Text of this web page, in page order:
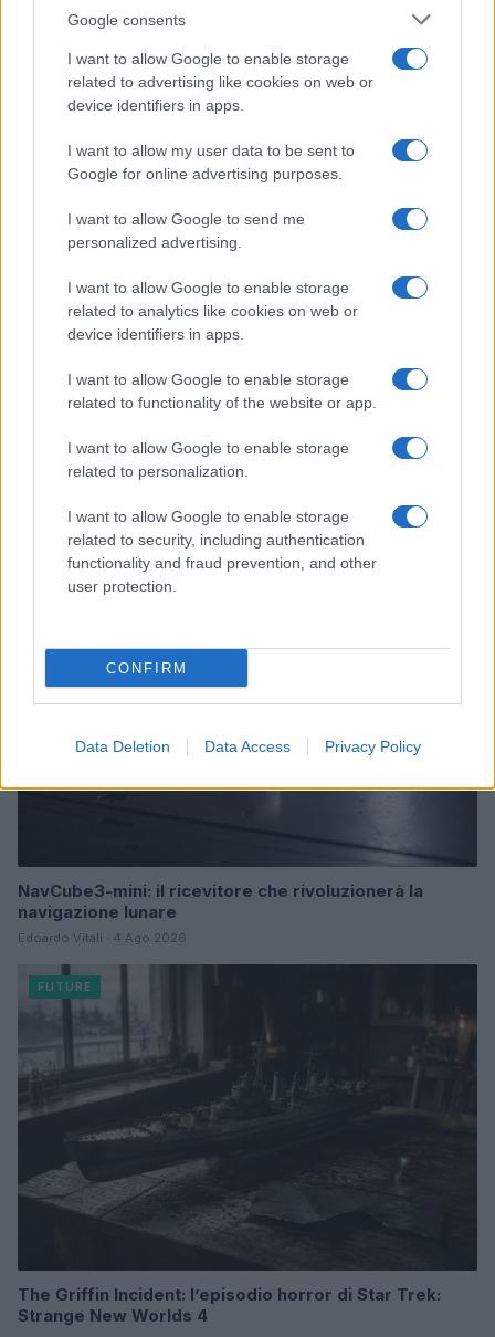
Google consents
I want to allow Google to enable storage
related to advertising like cookies on web or
device identifiers in apps.
I want to allow my user data to be sent to
Google for online advertising purposes.
I want to allow Google to send me
personalized advertising.
I want to allow Google to enable storage
related to analytics like cookies on web or
device identifiers in apps.
I want to allow Google to enable storage
related to functionality of the website or app.
I want to allow Google to enable storage
related to personalization.
I want to allow Google to enable storage
related to security, including authentication
functionality and fraud prevention, and other
user protection.
CONFIRM
Data Deletion Data Access Privacy Policy
Continua a leggere
FUTURE
Costruire carriere con fondi UE: competenze digitali,
green e deep tech
Andrea Innocenti · 5 Ago 2026
FUTURE
NavCube3-mini: il ricevitore che rivoluzionerà la
navigazione lunare
Edoardo Vitali · 4 Ago 2026
FUTURE
The Griffin Incident: l’episodio horror di Star Trek:
Strange New Worlds 4